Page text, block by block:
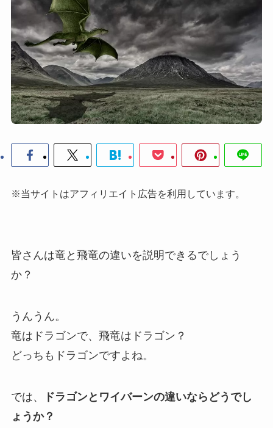
※当サイトはアフィリエイト広告を利用しています。
皆さんは竜と飛竜の違いを説明できるでしょう
か？
うんうん。
竜はドラゴンで、飛竜はドラゴン？
どっちもドラゴンですよね。
では、
ドラゴンとワイバーンの違いならどうでし
ょうか？